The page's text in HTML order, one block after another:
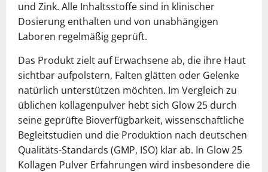
und Zink. Alle Inhaltsstoffe sind in klinischer
Dosierung enthalten und von unabhängigen
Laboren regelmäßig geprüft.
Das Produkt zielt auf Erwachsene ab, die ihre Haut
sichtbar aufpolstern, Falten glätten oder Gelenke
natürlich unterstützen möchten. Im Vergleich zu
üblichen kollagenpulver hebt sich Glow 25 durch
seine geprüfte Bioverfügbarkeit, wissenschaftliche
Begleitstudien und die Produktion nach deutschen
Qualitäts-Standards (GMP, ISO) klar ab. In Glow 25
Kollagen Pulver Erfahrungen wird insbesondere die